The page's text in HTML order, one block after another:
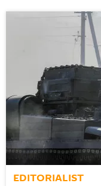
EDITORIALIST